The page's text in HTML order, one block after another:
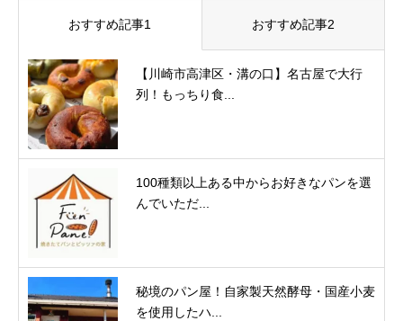
おすすめ記事1 おすすめ記事2
【川崎市高津区・溝の口】名古屋で大行
列！もっちり食...
100種類以上ある中からお好きなパンを選
んでいただ...
秘境のパン屋！自家製天然酵母・国産小麦
を使用したハ...